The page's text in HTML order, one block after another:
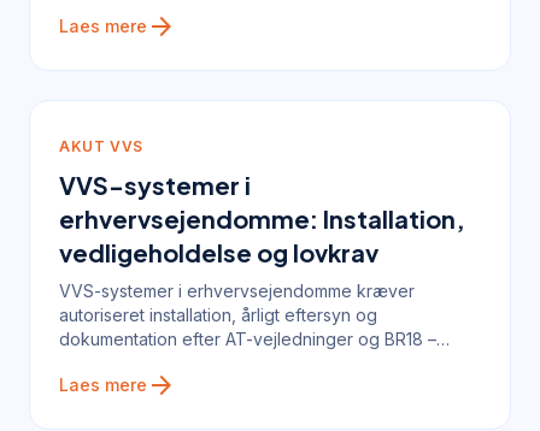
Laes mere arrow_forward
AKUT VVS
VVS-systemer i
erhvervsejendomme: Installation,
vedligeholdelse og lovkrav
VVS-systemer i erhvervsejendomme kræver
autoriseret installation, årligt eftersyn og
dokumentation efter AT-vejledninger og BR18 –
Laes mere arrow_forward